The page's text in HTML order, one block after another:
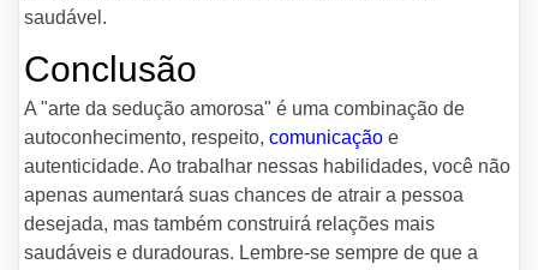
saudável.
Conclusão
A "arte da sedução amorosa" é uma combinação de
autoconhecimento, respeito, comunicação e
autenticidade. Ao trabalhar nessas habilidades, você não
apenas aumentará suas chances de atrair a pessoa
desejada, mas também construirá relações mais
saudáveis e duradouras. Lembre-se sempre de que a